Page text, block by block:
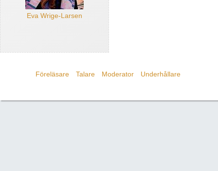
Eva Wrige-Larsen
Föreläsare Talare Moderator Underhållare